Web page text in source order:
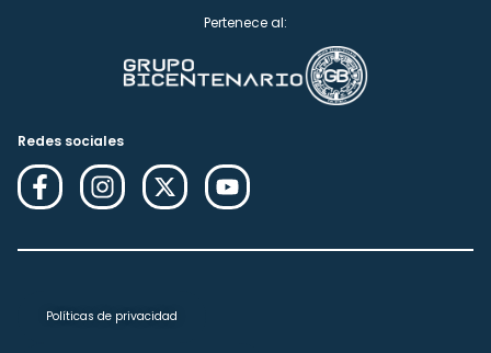
Pertenece al:
Redes sociales
Políticas de privacidad